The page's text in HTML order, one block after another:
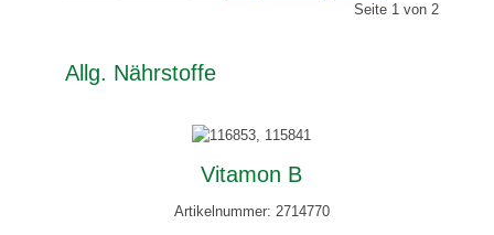
Seite 1 von 2
Allg. Nährstoffe
Vitamon B
Artikelnummer: 2714770